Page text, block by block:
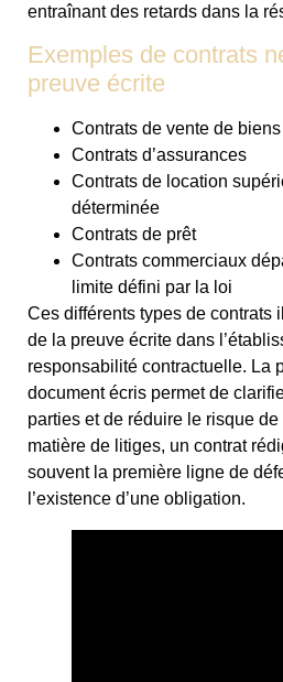
entraînant des retards dans la
Exemples de contrats
preuve écrite
Contrats de vente de
Contrats d’assurances
Contrats de location
déterminée
Contrats de prêt
Contrats commerciaux
limite défini par la loi
Ces différents types de contrats
de la preuve écrite dans
responsabilité contractuelle. La
document écris permet de
parties et de réduire le risque
matière de litiges, un contrat
souvent la première ligne de
l’existence d’une obligation.